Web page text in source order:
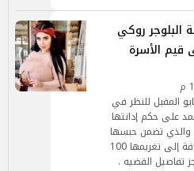
البلوجر روكي
قيم الأسرة
محكمة الاستئناف يوم 17 مايو المقبل للنظر في
على حكم إدانتها
والذي تضمن حبسها
لمدة سنة مع إيقاف التنفيذ، بالإضافة إلى تغريمها 100
تفاصيل القضيه .